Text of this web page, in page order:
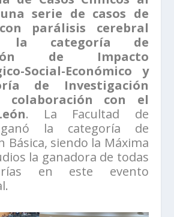
serie de casos de
parálisis cerebral
la categoría de
de Impacto
Social-Económico y
de Investigación
colaboración con el
. La Facultad de
ganó la categoría de
Básica, siendo la Máxima
la ganadora de todas
en este evento